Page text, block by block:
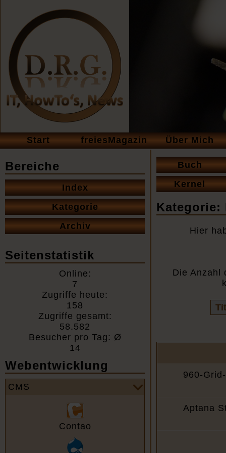
Navigation
überspringen
Start freiesMagazin Über Mich
Navigation
überspringen
Buch
Kernel
Kategorie:
Hier
Die Anzahl
960-
Aptana
Bereiche
Navigation
überspringen
Index
Kategorie
Archiv
Seitenstatistik
Online:
7
Zugriffe heute:
158
Zugriffe gesamt:
58.582
Besucher pro Tag: Ø
14
Webentwicklung
CMS
Contao